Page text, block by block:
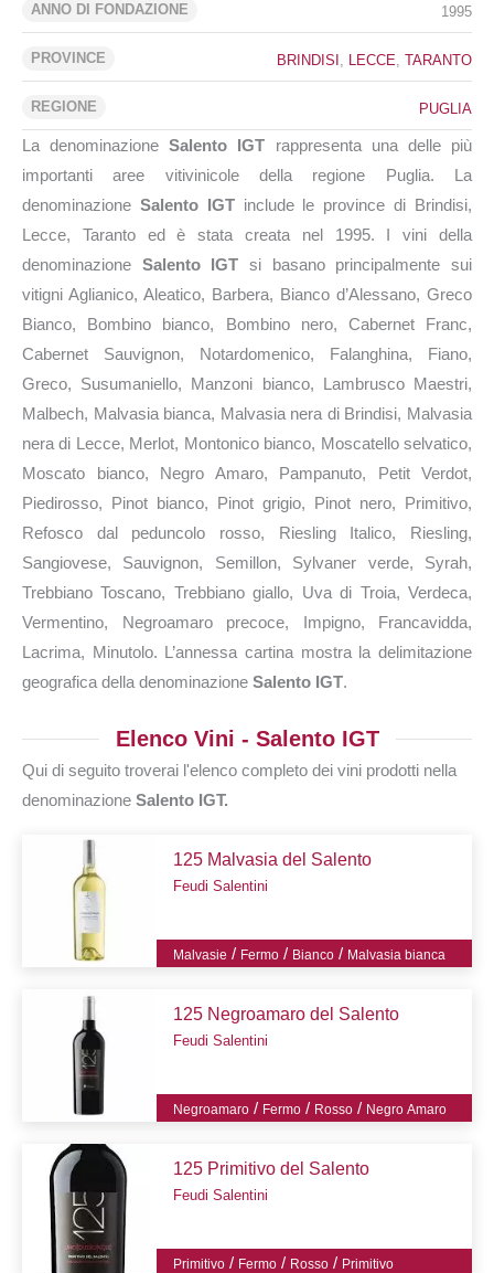
ANNO DI FONDAZIONE 1995
PROVINCE BRINDISI , LECCE, TARANTO
REGIONE PUGLIA
La denominazioneSalento IGT rappresenta una delle più
importanti aree vitivinicole della regione Puglia. La
denominazione Salento IGTinclude le province di Brindisi,
Lecce, Taranto ed è stata creata nel 1995. I vini della
denominazione Salento IGT si basano principalmente sui
vitigni Aglianico, Aleatico, Barbera, Bianco d’Alessano, Greco
Bianco, Bombino bianco, Bombino nero, Cabernet Franc,
Cabernet Sauvignon, Notardomenico, Falanghina, Fiano,
Greco, Susumaniello, Manzoni bianco, Lambrusco Maestri,
Malbech, Malvasia bianca, Malvasia nera di Brindisi, Malvasia
nera di Lecce, Merlot, Montonico bianco, Moscatello selvatico,
Moscato bianco, Negro Amaro, Pampanuto, Petit Verdot,
Piedirosso, Pinot bianco, Pinot grigio, Pinot nero, Primitivo,
Refosco dal peduncolo rosso, Riesling Italico, Riesling,
Sangiovese, Sauvignon, Semillon, Sylvaner verde, Syrah,
Trebbiano Toscano, Trebbiano giallo, Uva di Troia, Verdeca,
Vermentino, Negroamaro precoce, Impigno, Francavidda,
Lacrima, Minutolo. L’annessa cartina mostra la delimitazione
geografica della denominazione Salento IGT.
Elenco Vini - Salento IGT
Qui di seguito troverai l'elenco completo dei vini prodotti nella
denominazione Salento IGT.
125 Malvasia del Salento
Feudi Salentini
Malvasie / Fermo / Bianco / Malvasia bianca
125 Negroamaro del Salento
Feudi Salentini
Negroamaro / Fermo / Rosso / Negro Amaro
125 Primitivo del Salento
Feudi Salentini
Primitivo / Fermo / Rosso / Primitivo